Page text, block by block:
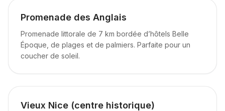
Promenade des Anglais
Promenade littorale de 7 km bordée d’hôtels Belle
Époque, de plages et de palmiers. Parfaite pour un
coucher de soleil.
Vieux Nice (centre historique)